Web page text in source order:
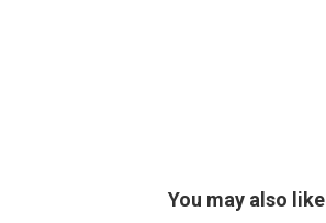
You may also like